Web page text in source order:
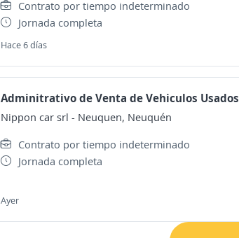
Contrato por tiempo indeterminado
Jornada completa
Hace 6 días
Adminitrativo de Venta de Vehiculos Usados
Nippon car srl - Neuquen, Neuquén
Contrato por tiempo indeterminado
Jornada completa
Ayer